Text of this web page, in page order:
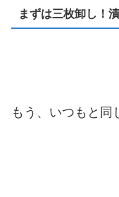
まずは三枚卸し！
もう、いつもと同